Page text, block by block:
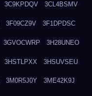
3C9KPDQV 3CL4BSMV
3F09CZ9V 3F1DPDSC
3GVOCWRP 3H28UNEO
3HSTLPXX 3HSUVSEU
3M0R5J0Y 3ME42K9J